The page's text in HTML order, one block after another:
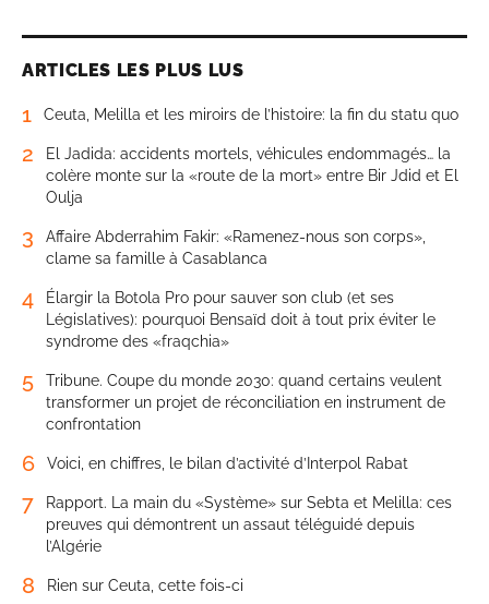
ARTICLES LES PLUS LUS
1 Ceuta, Melilla et les miroirs de l’histoire: la fin du statu quo
2
El Jadida: accidents mortels, véhicules endommagés… la
colère monte sur la «route de la mort» entre Bir Jdid et El
Oulja
3
Affaire Abderrahim Fakir: «Ramenez-nous son corps»,
clame sa famille à Casablanca
4
Élargir la Botola Pro pour sauver son club (et ses
Législatives): pourquoi Bensaïd doit à tout prix éviter le
syndrome des «fraqchia»
5
Tribune. Coupe du monde 2030: quand certains veulent
transformer un projet de réconciliation en instrument de
confrontation
6 Voici, en chiffres, le bilan d’activité d’Interpol Rabat
7
Rapport. La main du «Système» sur Sebta et Melilla: ces
preuves qui démontrent un assaut téléguidé depuis
l’Algérie
8 Rien sur Ceuta, cette fois-ci